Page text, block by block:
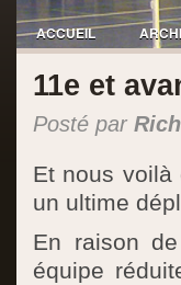
ACCUEIL
11e et
Posté par
Et nous voilà
un ultime
En raison
équipe